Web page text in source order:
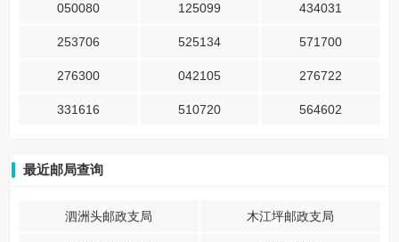
050080 125099 434031
253706 525134 571700
276300 042105 276722
331616 510720 564602
最近邮局查询
泗洲头邮政支局 木江坪邮政支局